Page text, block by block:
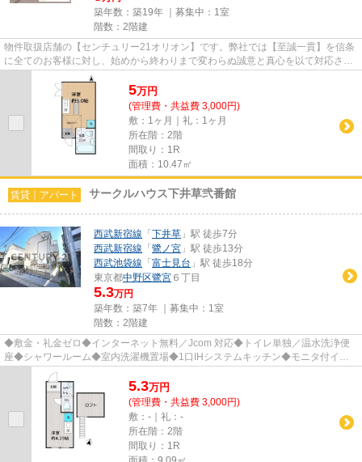
築年数：築19年 ｜募集中： 1室
階数：2階建
物件取扱店舗の【センチュリー21オリオン】です。弊社では【至誠一貫】を信条
に全てのお客様に対し、始めから終わりまで変わらぬ誠意と真心を以て対応させ
ていただいております。お部...
5万円
(管理費・共益費 3,000円)
敷：1ヶ月｜礼：1ヶ月
所在階：2階
間取り：1R
面積：10.47㎡
賃貸｜アパート サークルハウス下井草弐番館
西武新宿線 「 下井草 」駅 徒歩7分
西武新宿線 「 鷺ノ宮 」駅 徒歩13分
西武池袋線 「 富士見台 」駅 徒歩18分
東京都中野区鷺宮 ６丁目
5.3万円
築年数：築7年 ｜募集中： 1室
階数：2階建
◆敷金・礼金ゼロ◆インターネット無料／Jcom 対応◆トイレ単独／温水洗浄便
座◆シャワールーム◆室内洗濯機置場◆1口IHシステムキッチン◆モニタ付イン
タホン◆ダブルロックドア◆敷地内駐輪場...
5.3万円
(管理費・共益費 3,000円)
敷：-｜礼：-
所在階：2階
間取り：1R